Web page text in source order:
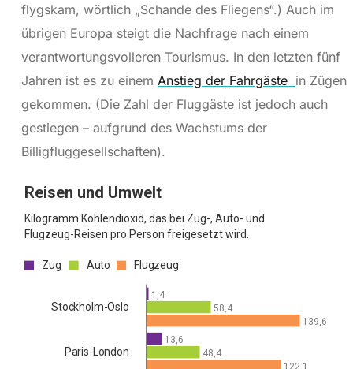
flygskam, wörtlich „Schande des Fliegens“.) Auch im
übrigen Europa steigt die Nachfrage nach einem
verantwortungsvolleren Tourismus. In den letzten fünf
Jahren ist es zu einem Anstieg der Fahrgäste in Zügen
gekommen. (Die Zahl der Fluggäste ist jedoch auch
gestiegen – aufgrund des Wachstums der
Billigfluggesellschaften).